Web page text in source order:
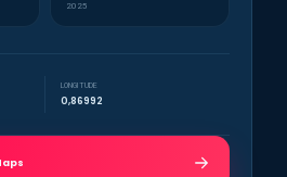
2025
LONGITUDE
0,86992